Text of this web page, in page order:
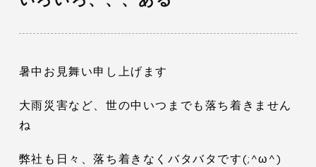
暑中お見舞い申し上げます
大雨災害など、世の中いつまでも落ち着きません
ね
弊社も日々、落ち着きなくバタバタです(;^ω^)